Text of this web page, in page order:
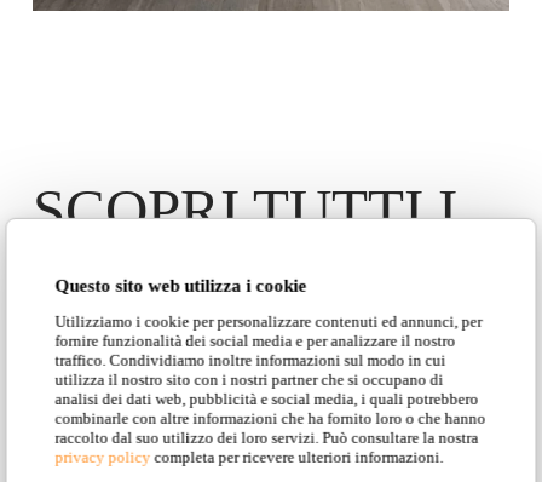
Questo sito web utilizza i cookie
Utilizziamo i cookie per personalizzare contenuti ed annunci, per
fornire funzionalità dei social media e per analizzare il nostro
traffico. Condividiamo inoltre informazioni sul modo in cui
utilizza il nostro sito con i nostri partner che si occupano di
analisi dei dati web, pubblicità e social media, i quali potrebbero
combinarle con altre informazioni che ha fornito loro o che hanno
raccolto dal suo utilizzo dei loro servizi. Può consultare la nostra
privacy policy completa per ricevere ulteriori informazioni.
SCOPRI TUTTI I
MODELLI
PRESENTI IN
QUESTA
COLLEZIONE